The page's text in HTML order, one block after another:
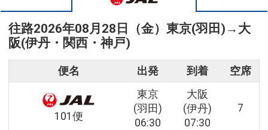
往路2026年08月28日（金） 東京(羽田) → 大
阪(伊丹・関西・神戸)
便名 出発 到着 空席
101便
東京
(羽田)
06:30
大阪
(伊丹)
07:30
7